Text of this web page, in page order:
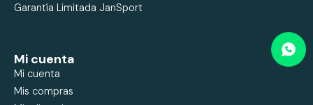
Garantía Limitada JanSport
Mi cuenta
Mi cuenta
Mis compras